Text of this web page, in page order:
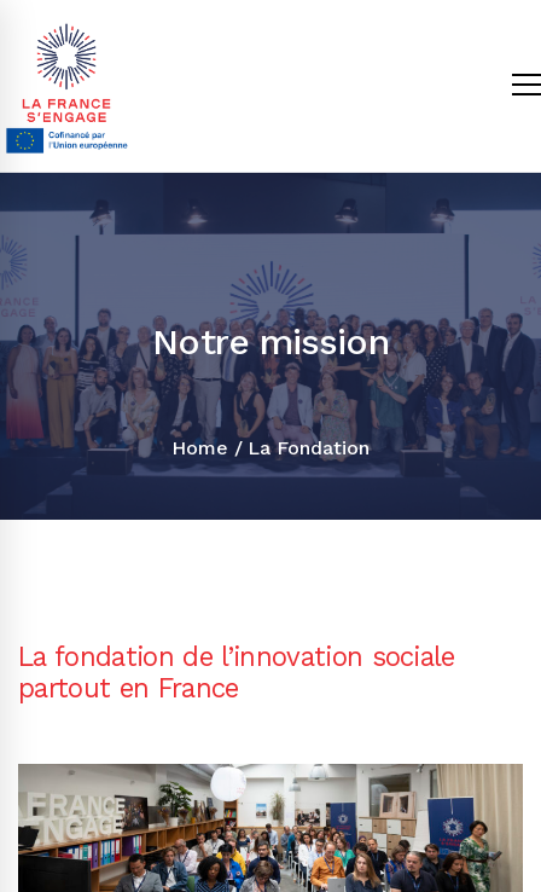
Notre mission
Home La Fondation
La fondation de l’innovation sociale
partout en France